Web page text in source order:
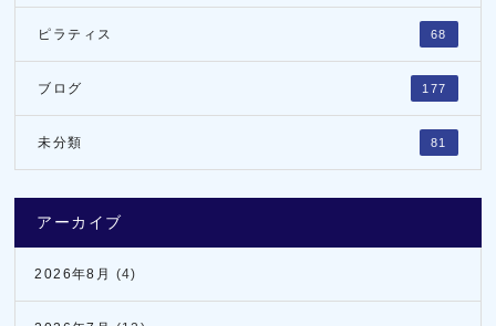
ピラティス 68
ブログ 177
未分類 81
アーカイブ
2026年8月 (4)